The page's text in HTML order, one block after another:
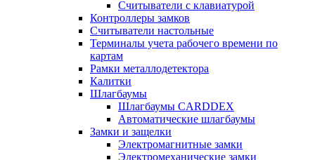
Считыватели с клавиатурой
Контроллеры замков
Считыватели настольные
Терминалы учета рабочего времени по
картам
Рамки металлодетектора
Калитки
Шлагбаумы
Шлагбаумы CARDDEX
Автоматические шлагбаумы
Замки и защелки
Электромагнитные замки
Электромеханические замки